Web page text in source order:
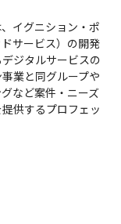
イグニション・ポ
サービス）の開発
ジタルサービスの
業と同グループや
など案件・ニーズ
供するプロフェッ